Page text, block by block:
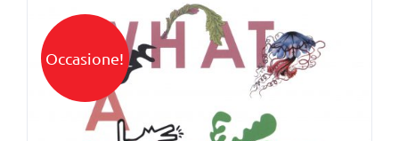
€65,00. €30,00.
Occasione!